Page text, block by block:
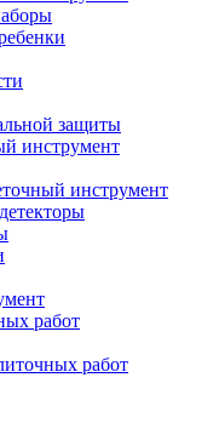
защиты
инструмент
инструмент
работ
работ